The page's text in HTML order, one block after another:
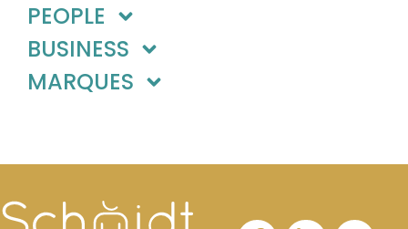
PEOPLE
BUSINESS
MARQUES